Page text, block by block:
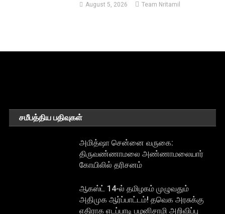
August 5, 2026 Team Nritamil
சமீபத்திய பதிவுகள்
அமித்ஷா சென்னை வருகை:
திருவண்ணாமலை அண்ணாமலையார்
கோயிலில் தரிசனம்
ஆகஸ்ட் 14-ல் தமிழகம் முழுவதும்
அதிமுக ஆர்ப்பாட்டம்! தவெக அரசுக்கு
எதிராக எடப்பாடி பழனிசாமி அறிவிப்பு